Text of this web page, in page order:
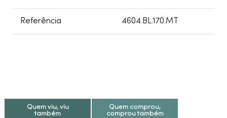
Referência 4604.BL.170.MT
Quem viu, viu
também
Quem comprou,
comprou também